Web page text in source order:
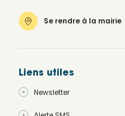
Se rendre à la mairie
Liens utiles
Newsletter